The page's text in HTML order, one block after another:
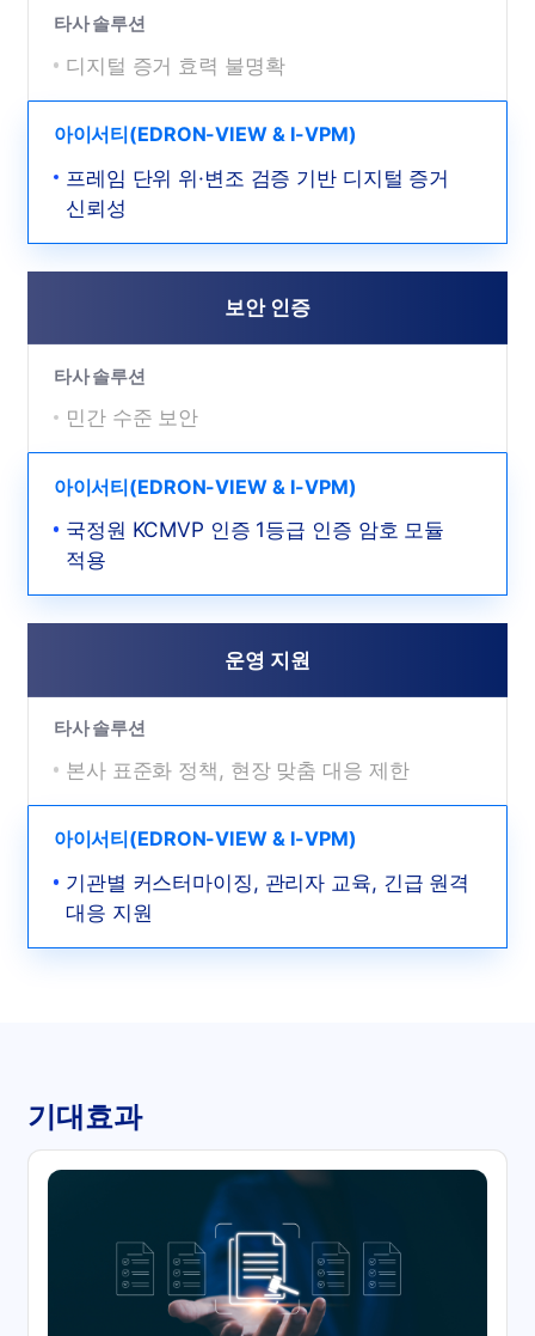
타사 솔루션
디지털 증거 효력 불명확
아이서티(EDRON-VIEW & I-VPM)
프레임 단위 위·변조 검증 기반 디지털 증거
신뢰성
타사 솔루션
민간 수준 보안
보안 인증
아이서티(EDRON-VIEW & I-VPM)
국정원 KCMVP 인증 1등급 인증 암호 모듈
적용
타사 솔루션
본사 표준화 정책, 현장 맞춤 대응 제한
운영 지원
아이서티(EDRON-VIEW & I-VPM)
기관별 커스터마이징, 관리자 교육, 긴급 원격
대응 지원
기대효과